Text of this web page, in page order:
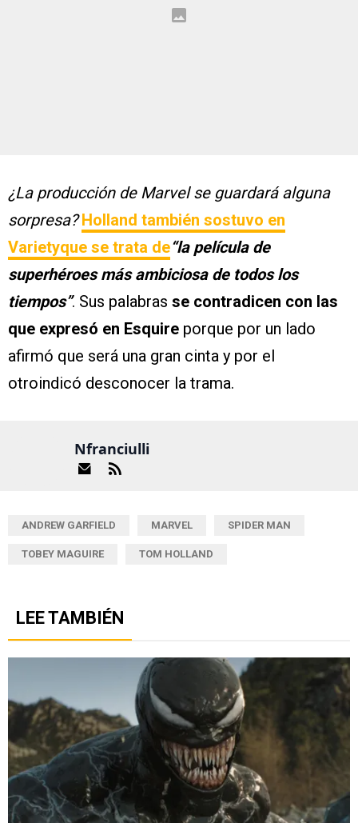
¿La producción de Marvel se guardará alguna
sorpresa? Holland también sostuvo en
Varietyque se trata de“la película de
superhéroes más ambiciosa de todos los
tiempos”. Sus palabras se contradicen con las
que expresó en Esquire porque por un lado
afirmó que será una gran cinta y por el
otroindicó desconocer la trama.
Nfranciulli
ANDREW GARFIELD MARVEL SPIDER MAN
TOBEY MAGUIRE TOM HOLLAND
LEE TAMBIÉN